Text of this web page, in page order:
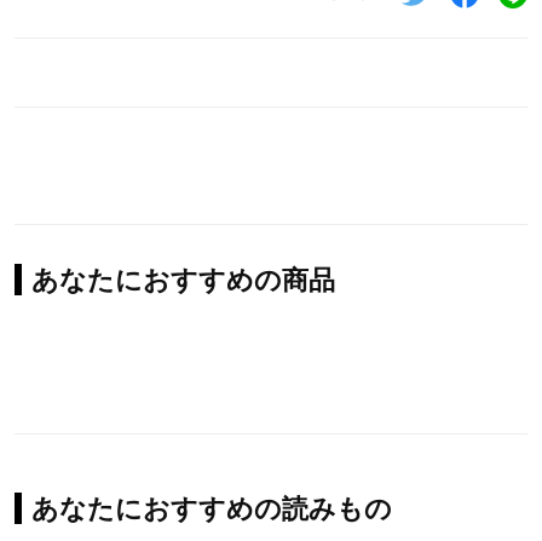
あなたにおすすめの商品
あなたにおすすめの読みもの